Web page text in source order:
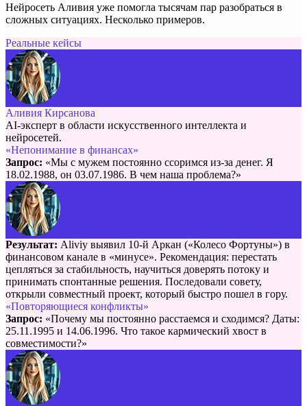
Нейросеть Аливия уже помогла тысячам пар разобраться в
сложных ситуациях. Несколько примеров.
Реальные кейсы
Аливия Кирсанова
AI-эксперт в области искусственного интеллекта и
нейросетей.
«Непонимание в финансах»
Запрос: «Мы с мужем постоянно ссоримся из-за денег. Я
18.02.1988, он 03.07.1986. В чем наша проблема?»
Результат: Aliviy выявил 10-й Аркан («Колесо Фортуны») в
финансовом канале в «минусе». Рекомендация: перестать
цепляться за стабильность, научиться доверять потоку и
принимать спонтанные решения. Последовали совету,
открыли совместный проект, который быстро пошел в гору.
«Повторяющиеся конфликты»
Запрос: «Почему мы постоянно расстаемся и сходимся? Даты:
25.11.1995 и 14.06.1996. Что такое кармический хвост в
совместимости?»